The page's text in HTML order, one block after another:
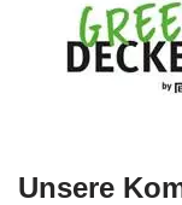
Unsere